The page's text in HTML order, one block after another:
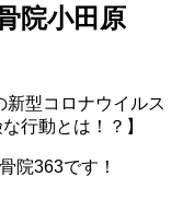
院小田原
院363です！